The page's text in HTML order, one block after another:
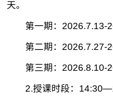
天。
第一期：2026.7.13-
第二期：2026.7.27-
第三期：2026.8.10-
2.授课时段：